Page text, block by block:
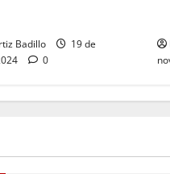
Badillo
19 de
0